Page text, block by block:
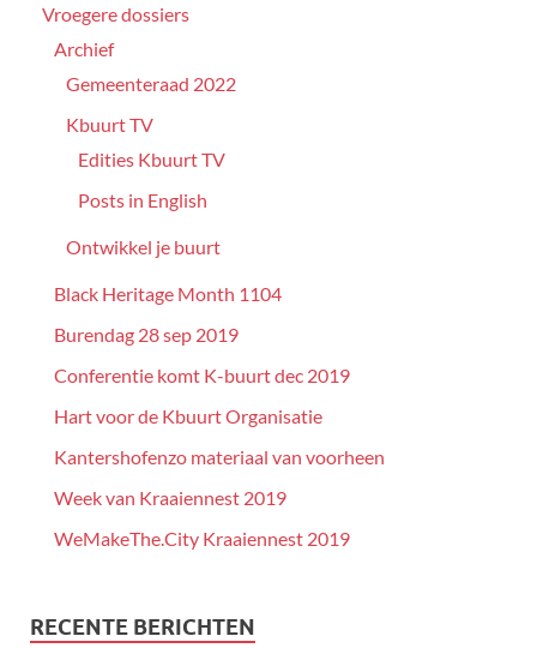
Vroegere dossiers
Archief
Gemeenteraad 2022
Kbuurt TV
Edities Kbuurt TV
Posts in English
Ontwikkel je buurt
Black Heritage Month 1104
Burendag 28 sep 2019
Conferentie komt K-buurt dec 2019
Hart voor de Kbuurt Organisatie
Kantershofenzo materiaal van voorheen
Week van Kraaiennest 2019
WeMakeThe.City Kraaiennest 2019
RECENTE BERICHTEN